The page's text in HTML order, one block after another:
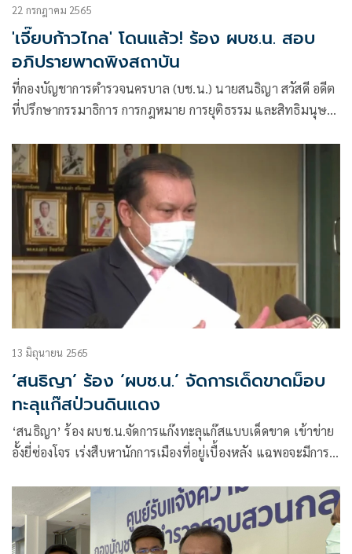
22 กรกฎาคม 2565
'เจี๊ยบก้าวไกล' โดนแล้ว! ร้อง ผบช.น. สอบ
อภิปรายพาดพิงสถาบัน
ที่กองบัญชาการตำรวจนครบาล (บช.น.) นายสนธิญา สวัสดี อดีต
ที่ปรึกษากรรมาธิการ การกฎหมาย การยุติธรรม และสิทธิมนุษย
ผบช.น.
13 มิถุนายน 2565
‘สนธิญา’ ร้อง ‘ผบช.น.’ จัดการเด็ดขาดม็อบ
ทะลุแก๊สป่วนดินแดง
‘สนธิญา’ ร้อง ผบช.น.จัดการแก๊งทะลุแก๊สแบบเด็ดขาด เข้าข่าย
อั้งยี่ซ่องโจร เร่งสืบหานักการเมืองที่อยู่เบื้องหลัง แฉพอจะมีการ